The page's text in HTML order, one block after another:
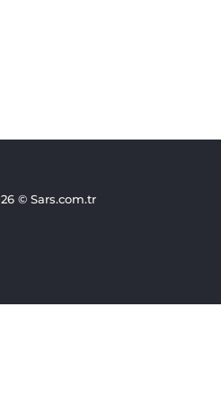
© Sars.com.tr